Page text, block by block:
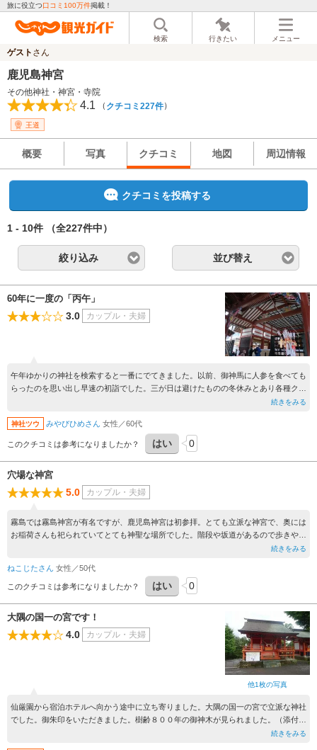
旅に役立つ口コミ100万件掲載！
検索 行きたい メニュー
ゲスト さん
鹿児島神宮
その他神社・神宮・寺院
4.1 （ クチコミ227件）
王道
概要 写真 クチコミ 地図 周辺情報
クチコミを投稿する
1 - 10件 （全227件中）
絞り込み 並び替え
60年に一度の「丙午」
3.0 カップル・夫婦
午年ゆかりの神社を検索すると一番にでてきました。以前、御神馬に人参を食べても
らったのを思い出し早速の初詣でした。三が日は避けたものの冬休みとあり各種クラ
ブチームの子どもたちや保護者が代わる代わるにご祈祷を受けていました。おみくじ
は申し分ありませんが、境内には見どころやパワースポットも多く、時間をつくって
ゆっくり散策されることをおすすめします。ただ、駐車場は狭く、正門に入門するま
でも渋滞が続くため、裏に回って西門からだと社務所を通ることなく直接社殿に到着
できます。
続きをみる
神社ツウ みやびひめさん 女性／60代
このクチコミは参考になりましたか？ はい 0
穴場な神宮
5.0 カップル・夫婦
霧島では霧島神宮が有名ですが、鹿児島神宮は初参拝。とても立派な神宮で、奥には
お稲荷さんも祀られていてとても神聖な場所でした。階段や坂道があるので歩きやす
続きをみる
ねこじたさん 女性／50代
このクチコミは参考になりましたか？ はい 0
他1枚の写真
大隅の国一の宮です！
4.0 カップル・夫婦
仙厳園から宿泊ホテルへ向かう途中に立ち寄りました。大隅の国一の宮で立派な神社
でした。御朱印をいただきました。樹齢８００年の御神木が見られました。（添付写
続きをみる